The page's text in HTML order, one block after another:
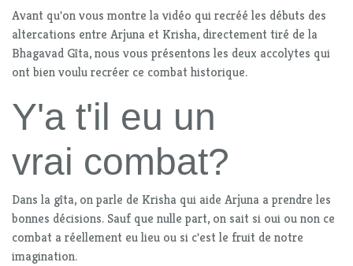
Avant qu'on vous montre la vidéo qui recréé les débuts des
altercations entre Arjuna et Krisha, directement tiré de la
Bhagavad Gîta, nous vous présentons les deux accolytes qui
ont bien voulu recréer ce combat historique.
Y'a t'il eu un
vrai combat?
Dans la gîta, on parle de Krisha qui aide Arjuna a prendre les
bonnes décisions. Sauf que nulle part, on sait si oui ou non ce
combat a réellement eu lieu ou si c'est le fruit de notre
imagination.